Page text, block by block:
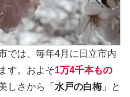
では、毎年4月に日立市内
す。およそ1万4千本もの
しさから「 水戸の白梅」と